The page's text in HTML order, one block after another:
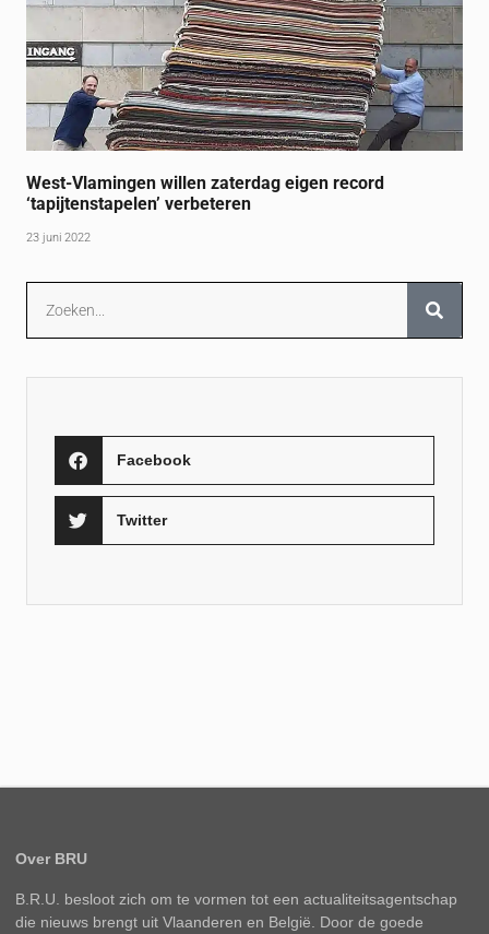
West-Vlamingen willen zaterdag eigen record
‘tapijtenstapelen’ verbeteren
23 juni 2022
Facebook
Twitter
Over BRU
B.R.U. besloot zich om te vormen tot een actualiteitsagentschap
die nieuws brengt uit Vlaanderen en België. Door de goede